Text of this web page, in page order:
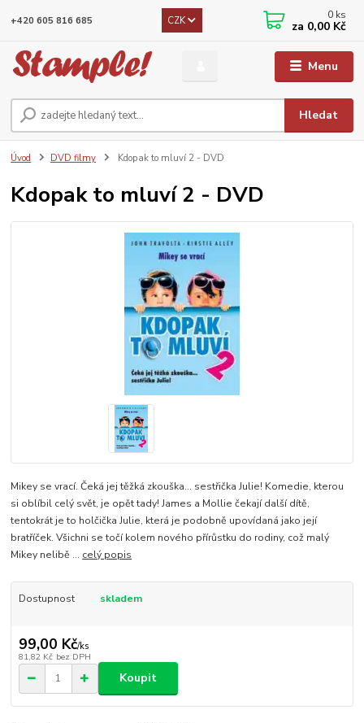
Menu
CZK
Hledat
+420 605 816 685 0 ks
za 0,00 Kč
Úvod DVD filmy Kdopak to mluví 2 - DVD
Kdopak to mluví 2 - DVD
Mikey se vrací. Čeká jej těžká zkouška... sestřička Julie! Komedie, kterou
si oblíbil celý svět, je opět tady! James a Mollie čekají další dítě,
tentokrát je to holčička Julie, která je podobně upovídaná jako její
bratříček. Všichni se točí kolem nového přírůstku do rodiny, což malý
Mikey nelibě ... celý popis
Dostupnost skladem
99,00 Kč/ks
81,82 Kč bez DPH
Koupit